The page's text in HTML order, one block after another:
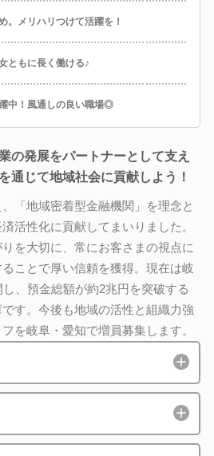
メリハリつけて活躍を！
ともに長く働ける♪
中！風通しの良い職場◎
の発展をパートナーとして支え
通じて地域社会に貢献しよう！
「地域密着型金融機関」を理念と
活性化に貢献してまいりました。
を大切に、常にお客さまの視点に
ことで厚い信頼を獲得。現在は岐
、預金総額が約2兆円を突破する
す。今後も地域の活性と組織力強
を岐阜・愛知で増員募集します。